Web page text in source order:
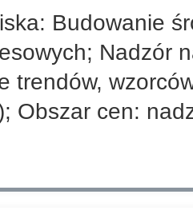
Budowanie
Nadzór
trendów,
Obszar cen: